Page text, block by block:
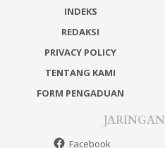
INDEKS
REDAKSI
PRIVACY POLICY
TENTANG KAMI
FORM PENGADUAN
Facebook